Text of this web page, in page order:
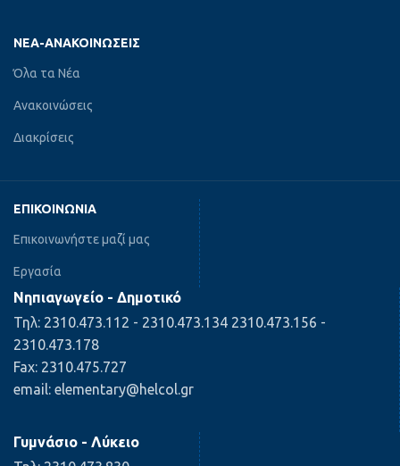
ΝΈΑ-ΑΝΑΚΟΙΝΏΣΕΙΣ
Όλα τα Νέα
Ανακοινώσεις
Διακρίσεις
ΕΠΙΚΟΙΝΩΝΊΑ
Επικοινωνήστε μαζί μας
Εργασία
Νηπιαγωγείο - Δημοτικό
Τηλ: 2310.473.112 - 2310.473.134 2310.473.156 -
2310.473.178
Fax: 2310.475.727
email: elementary@helcol.gr
Γυμνάσιο - Λύκειο